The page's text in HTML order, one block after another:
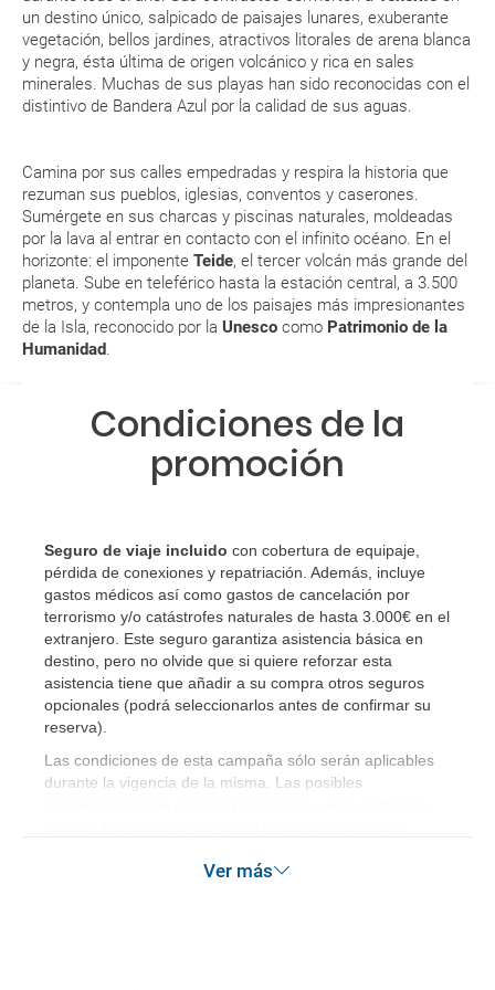
un destino único, salpicado de paisajes lunares, exuberante
vegetación, bellos jardines, atractivos litorales de arena blanca
y negra, ésta última de origen volcánico y rica en sales
minerales. Muchas de sus playas han sido reconocidas con el
distintivo de Bandera Azul por la calidad de sus aguas.
Camina por sus calles empedradas y respira la historia que
rezuman sus pueblos, iglesias, conventos y caserones.
Sumérgete en sus charcas y piscinas naturales, moldeadas
por la lava al entrar en contacto con el infinito océano. En el
horizonte: el imponente Teide, el tercer volcán más grande del
planeta. Sube en teleférico hasta la estación central, a 3.500
metros, y contempla uno de los paisajes más impresionantes
de la Isla, reconocido por la Unesco como Patrimonio de la
Humanidad
¡No te extrañes si sientes como varía la temperatura
en unos pocos kilómetros! Cuándo subas al Teide, lleva
ropa de abrigo
La Isla tiene diferentes climatologías. Hay más horas de
Junto al mar y dentro del agua, el sol sigue calentando
con la misma intensidad. ¡Protégete y ponte crema solar!
Sus cálidas temperaturas invernales han convertido
a Tenerife en uno de los destinos más frecuentados en
Europa
ENE FEB MAR ABR
vacacional (Caribe, circuitos, tours...) te enviaremos la documentación
de tu reserva alrededor de 10 días antes de salida, la cual deberás
imprimir y llevar contigo en el viaje.
Esta documentación te será requerida en el mostrador de la compañía
aérea a la hora de realizar el check-in el día de la salida.
MODIFICACIÓN ó CANCELACIÓN ¿Puedo anular o
modificar una reserva del viaje? ¿Qué gastos puede
generar una anulación o modificación del viaje?
¿Qué caducidad debe tener mi pasaporte para ir
a...?
RESERVAR ¿Cómo puedo reservar un viaje de
paquete vacacional en la página web?
quedado de pendiente de confirmación ¿Cómo
sabré si se confirma el viaje?
¿Cómo sé si hay plazas disponibles en el viaje que
quiero al hacer mi solicitud de reserva?
Si tengo los traslados incluidos, ¿dónde debo
Condiciones de la
promoción
Seguro de viaje incluido con cobertura de equipaje,
pérdida de conexiones y repatriación. Además, incluye
gastos médicos así como gastos de cancelación por
terrorismo y/o catástrofes naturales de hasta 3.000€ en el
extranjero. Este seguro garantiza asistencia básica en
destino, pero no olvide que si quiere reforzar esta
asistencia tiene que añadir a su compra otros seguros
opcionales (podrá seleccionarlos antes de confirmar su
reserva)
Las condiciones de esta campaña sólo serán aplicables
durante la vigencia de la misma. Las posibles
Ver más